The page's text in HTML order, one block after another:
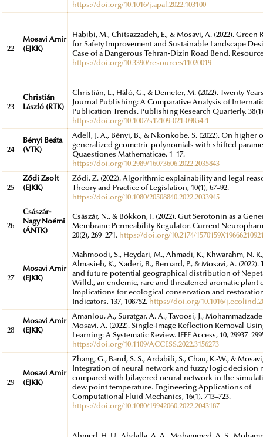
https://doi.org/10.1016/j.apal.2022.103100
22
Mosavi Amir
(EJKK)
Habibi, M., Chitsazzadeh, E., & Mosavi, A. (2022). Green
for Safety Improvement and Sustainable Landscape
Case of a Dangerous Tehran-Dizin Road Bend.
https://doi.org/10.3390/resources11020019
23
Christián
László (RTK)
Christián, L., Háló, G., & Demeter, M. (2022). Twenty
Journal Publishing: A Comparative Analysis of
Publication Trends. Publishing Research Quarterly,
https://doi.org/10.1007/s12109-021-09854-1
24
Bényi Beáta
(VTK)
Adell, J. A., Bényi, B., & Nkonkobe, S. (2022). On higher
generalized geometric polynomials with shifted
Quaestiones Mathematicae, 1–17.
https://doi.org/10.2989/16073606.2022.2035843
25
Ződi Zsolt
(EJKK)
Ződi, Z. (2022). Algorithmic explainability and legal
Theory and Practice of Legislation, 10(1), 67–92.
https://doi.org/10.1080/20508840.2022.2033945
26
Császár-
Nagy Noémi
(ÁNTK)
Császár, N., & Bókkon, I. (2022). Gut Serotonin as a
Membrane Permeability Regulator. Current
20(2), 269–271. https://doi.org/10.2174/
27
Mosavi Amir
(EJKK)
Mahmoodi, S., Heydari, M., Ahmadi, K., Khwarahm, N.
Almasieh, K., Naderi, B., Bernard, P., & Mosavi, A.
and future potential geographical distribution of
Willd., an endemic, rare and threatened aromatic plant
Implications for ecological conservation and
Indicators, 137, 108752. https://doi.org/10.1016/
28
Mosavi Amir
(EJKK)
Amanlou, A., Suratgar, A. A., Tavoosi, J.,
Mosavi, A. (2022). Single-Image Reflection Removal
Learning: A Systematic Review. IEEE Access, 10,
https://doi.org/10.1109/ACCESS.2022.3156273
29
Mosavi Amir
(EJKK)
Zhang, G., Band, S. S., Ardabili, S., Chau, K.-W., &
Integration of neural network and fuzzy logic decision
compared with bilayered neural network in the
dew point temperature. Engineering Applications of
Computational Fluid Mechanics, 16(1), 713–723.
https://doi.org/10.1080/19942060.2022.2043187